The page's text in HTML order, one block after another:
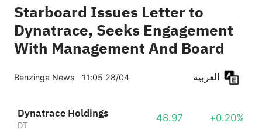
Starboard Issues Letter to
Dynatrace, Seeks Engagement
With Management And Board
Benzinga News 11:05 28/04
Dynatrace Holdings
DT
48.97 +0.20%